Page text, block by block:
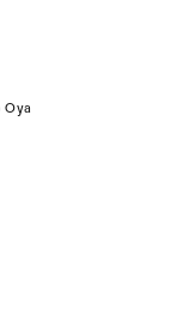
TODOS LOS
Oya